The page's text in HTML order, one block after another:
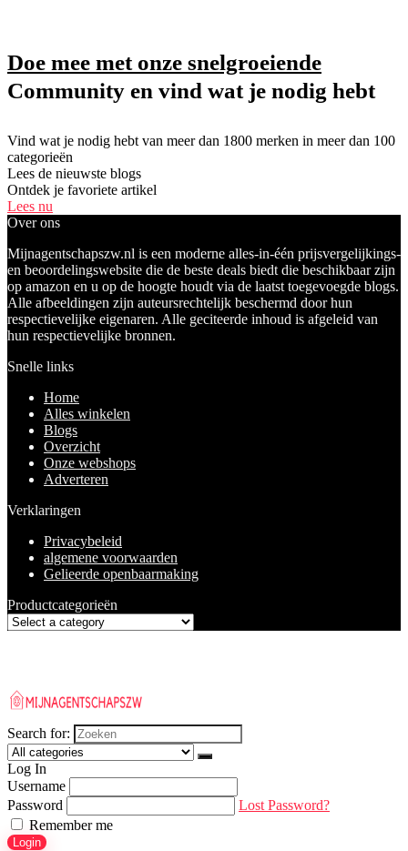
Doe mee met onze snelgroeiende
Community en vind wat je nodig hebt
Vind wat je nodig hebt van meer dan 1800 merken in meer dan 100
categorieën
Lees de nieuwste blogs
Ontdek je favoriete artikel
Lees nu
Over ons
Mijnagentschapszw.nl is een moderne alles-in-één prijsvergelijkings-
en beoordelingswebsite die de beste deals biedt die beschikbaar zijn
op amazon en u op de hoogte houdt via de laatst toegevoegde blogs.
Alle afbeeldingen zijn auteursrechtelijk beschermd door hun
respectievelijke eigenaren. Alle geciteerde inhoud is afgeleid van
hun respectievelijke bronnen.
Snelle links
Home
Alles winkelen
Blogs
Overzicht
Onze webshops
Adverteren
Verklaringen
Privacybeleid
algemene voorwaarden
Gelieerde openbaarmaking
Productcategorieën
Search for:
Log In
Username
Password
Lost Password?
Remember me
Login